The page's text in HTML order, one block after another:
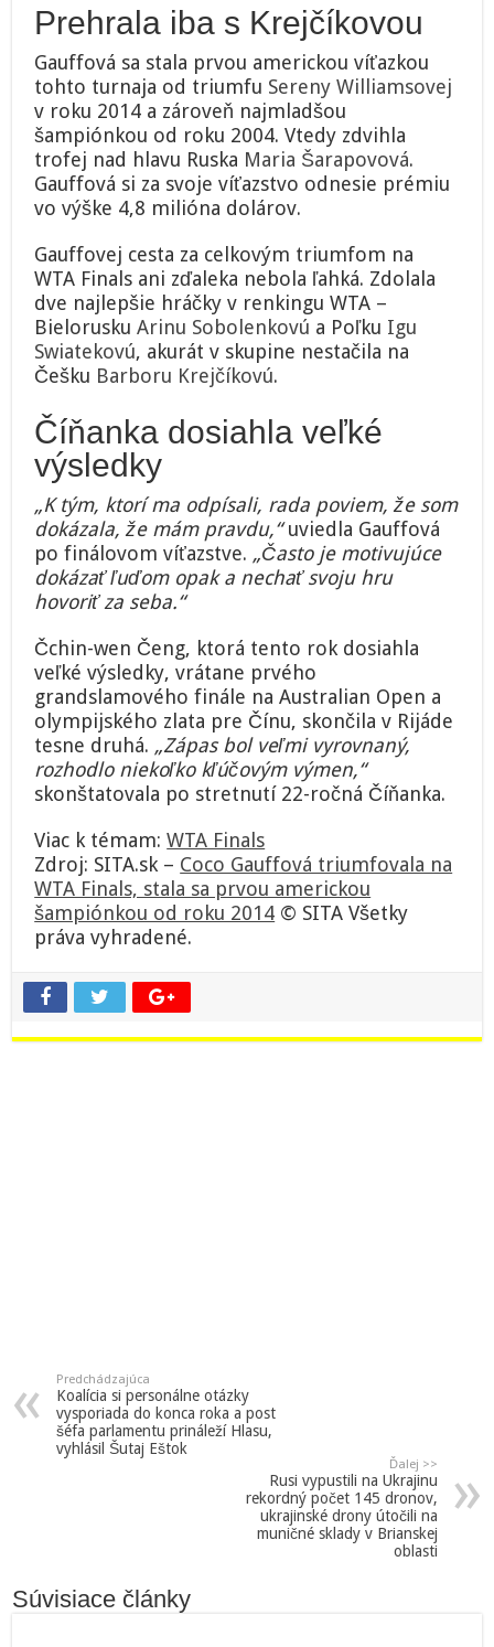
Prehrala iba s Krejčíkovou
Gauffová sa stala prvou americkou víťazkou
tohto turnaja od triumfu Sereny Williamsovej
v roku 2014 a zároveň najmladšou
šampiónkou od roku 2004. Vtedy zdvihla
trofej nad hlavu Ruska Maria Šarapovová.
Gauffová si za svoje víťazstvo odnesie prémiu
vo výške 4,8 milióna dolárov.
Gauffovej cesta za celkovým triumfom na
WTA Finals ani zďaleka nebola ľahká. Zdolala
dve najlepšie hráčky v renkingu WTA –
BieloruskuArinu Sobolenkovú a Poľku Igu
Swiatekovú, akurát v skupine nestačila na
Češku Barboru Krejčíkovú.
Číňanka dosiahla veľké
výsledky
„K tým, ktorí ma odpísali, rada poviem, že som
dokázala, že mám pravdu,“uviedla Gauffová
po finálovom víťazstve. „Často je motivujúce
dokázať ľuďom opak a nechať svoju hru
hovoriť za seba.“
Čchin-wen Čeng, ktorá tento rok dosiahla
veľké výsledky, vrátane prvého
grandslamového finále na Australian Open a
olympijského zlata pre Čínu, skončila v Rijáde
tesne druhá. „Zápas bol veľmi vyrovnaný,
rozhodlo niekoľko kľúčovým výmen,“
skonštatovala po stretnutí 22-ročná Číňanka.
Viac k témam:WTA Finals
Zdroj: SITA.sk – Coco Gauffová triumfovala na
WTA Finals, stala sa prvou americkou
šampiónkou od roku 2014 © SITA Všetky
práva vyhradené.
Predchádzajúca
Koalícia si personálne otázky
vysporiada do konca roka a post
šéfa parlamentu prináleží Hlasu,
vyhlásil Šutaj Eštok
Ďalej >>
Rusi vypustili na Ukrajinu
rekordný počet 145 dronov,
ukrajinské drony útočili na
muničné sklady v Brianskej
oblasti
Súvisiace články